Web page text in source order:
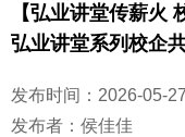
【弘业讲堂传薪火
弘业讲堂系列校企
发布时间：2026-05-
发布者：侯佳佳